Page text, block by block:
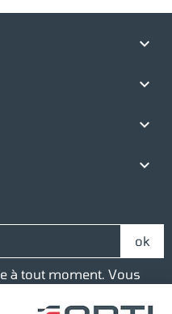




à tout moment. Vous